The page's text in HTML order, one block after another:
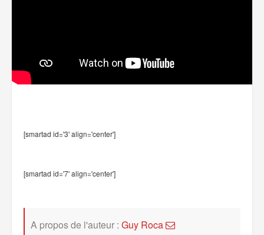
[smartad id='3' align='center']
[smartad id='7' align='center']
A propos de l'auteur : Guy Roca